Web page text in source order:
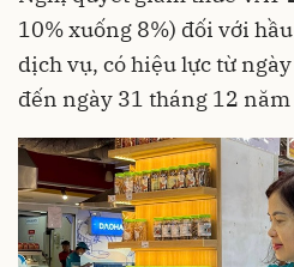
10% xuống 8%) đối với
dịch vụ, có hiệu lực từ
đến ngày 31 tháng 12